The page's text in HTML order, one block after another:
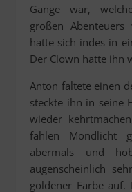
Gange war,
großen
hatte sich indes in
Der Clown hatte ihn
Anton faltete einen
steckte ihn in seine
wieder
fahlen Mondlicht
abermals und
augenscheinlich
goldener Farbe